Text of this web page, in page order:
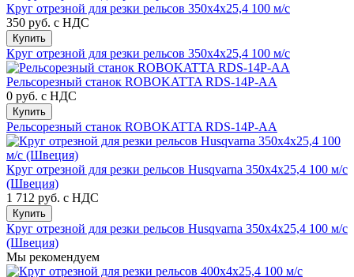
Круг отрезной для резки рельсов 350х4х25,4 100 м/с
350 руб. с НДС
Купить
Круг отрезной для резки рельсов 350х4х25,4 100 м/с
Рельсорезный станок ROBOKATTA RDS-14P-AA
0 руб. с НДС
Купить
Рельсорезный станок ROBOKATTA RDS-14P-AA
Круг отрезной для резки рельсов Husqvarna 350х4х25,4 100 м/с
(Швеция)
1 712 руб. с НДС
Купить
Круг отрезной для резки рельсов Husqvarna 350х4х25,4 100 м/с
(Швеция)
Мы рекомендуем